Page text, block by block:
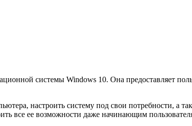
системы Windows 10. Она предоставляет
настроить систему под свои потребности, а
все ее возможности даже начинающим